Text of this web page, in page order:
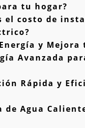
tu hogar?
el costo de
y Mejora
Avanzada
Rápida y
de Agua